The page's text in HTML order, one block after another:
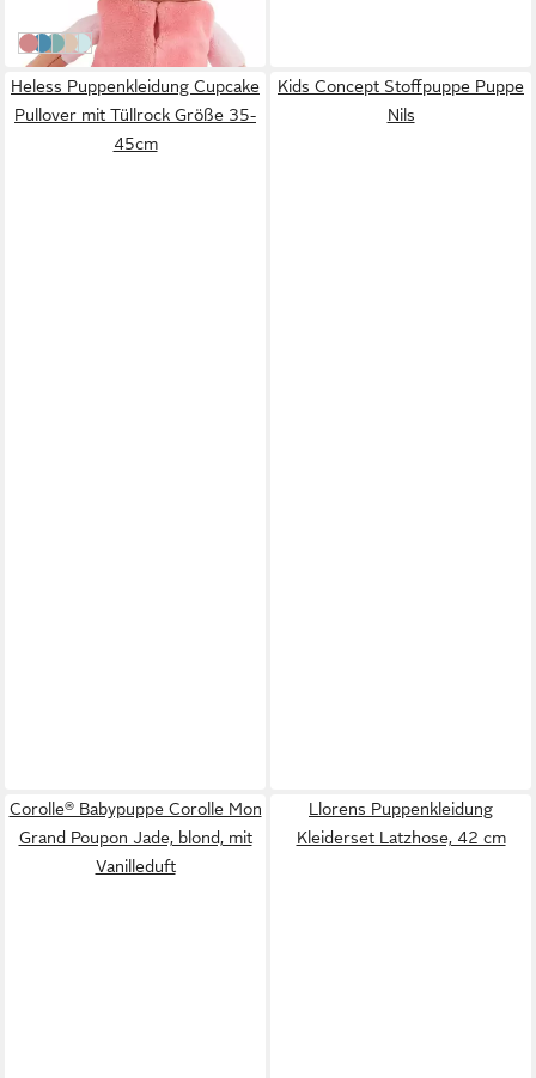
in 3-4 Werktagen bei dir
rosa
blauhellblau
rosa-weiss
bunt
Heless Puppenkleidung Cupcake
Pullover mit Tüllrock Größe 35-
45cm
Kids Concept Stoffpuppe Puppe
Nils
Corolle® Babypuppe Corolle Mon
Grand Poupon Jade, blond, mit
Vanilleduft
Llorens Puppenkleidung
Kleiderset Latzhose, 42 cm